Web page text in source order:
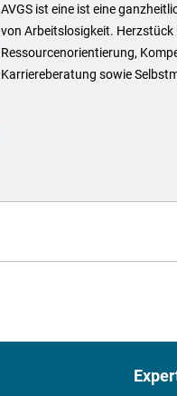
AVGS ist eine ist eine
von Arbeitslosigkeit. Herzstück
Ressourcenorientierung,
Karriereberatung sowie